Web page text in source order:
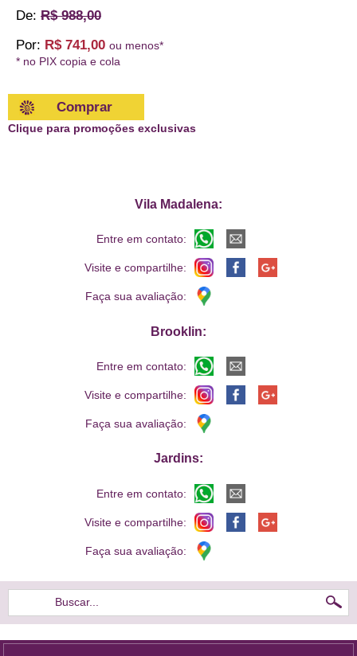
De: R$ 988,00
Por: R$ 741,00 ou menos*
* no PIX copia e cola
Comprar
Clique para promoções exclusivas
Vila Madalena:
Entre em contato:
Visite e compartilhe:
Faça sua avaliação:
Brooklin:
Entre em contato:
Visite e compartilhe:
Faça sua avaliação:
Jardins:
Entre em contato:
Visite e compartilhe:
Faça sua avaliação:
Buscar...